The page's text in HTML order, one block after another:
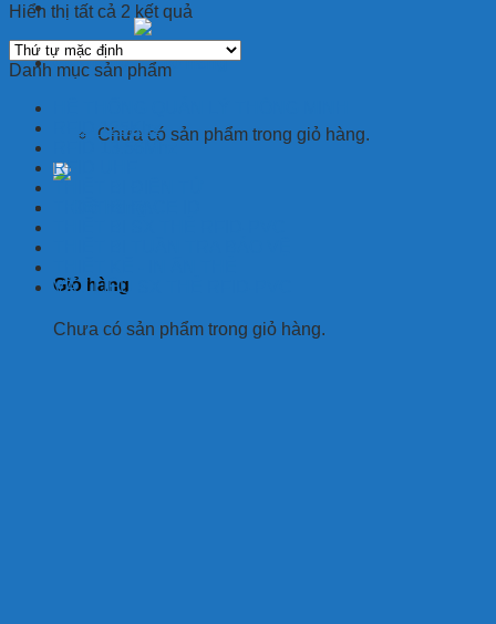
Giỏ hàng
Chưa có sản phẩm trong giỏ hàng.
Giỏ hàng
Chưa có sản phẩm trong giỏ hàng.
Hiển thị tất cả 2 kết quả
Danh mục sản phẩm
RFID 125Khz
RFID UHF
VẬT LIỆU SX THẺ RFID-PVC